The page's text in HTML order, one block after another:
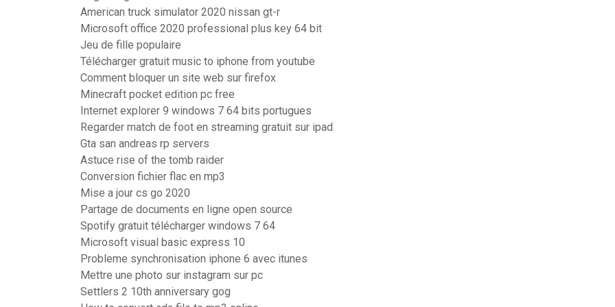
American truck simulator 2020 nissan gt-r
Microsoft office 2020 professional plus key 64 bit
Jeu de fille populaire
Télécharger gratuit music to iphone from youtube
Comment bloquer un site web sur firefox
Minecraft pocket edition pc free
Internet explorer 9 windows 7 64 bits portugues
Regarder match de foot en streaming gratuit sur ipad
Gta san andreas rp servers
Astuce rise of the tomb raider
Conversion fichier flac en mp3
Mise a jour cs go 2020
Partage de documents en ligne open source
Spotify gratuit télécharger windows 7 64
Microsoft visual basic express 10
Probleme synchronisation iphone 6 avec itunes
Mettre une photo sur instagram sur pc
Settlers 2 10th anniversary gog